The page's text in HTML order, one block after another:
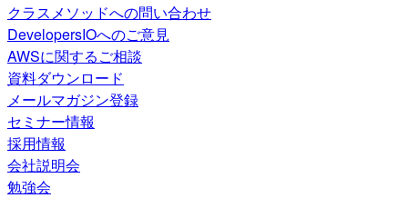
クラスメソッドへの問い合わせ
DevelopersIOへのご意見
AWSに関するご相談
資料ダウンロード
メールマガジン登録
セミナー情報
採用情報
会社説明会
勉強会